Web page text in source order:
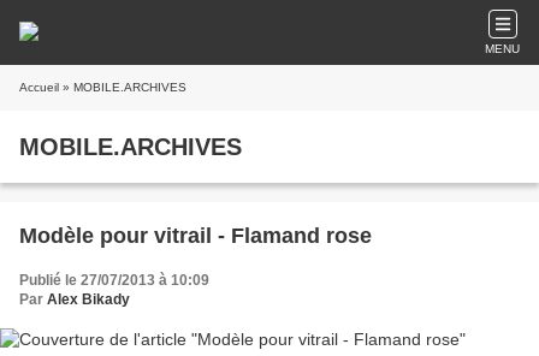
MENU
Accueil » MOBILE.ARCHIVES
MOBILE.ARCHIVES
Modèle pour vitrail - Flamand rose
Publié le 27/07/2013 à 10:09
Par Alex Bikady